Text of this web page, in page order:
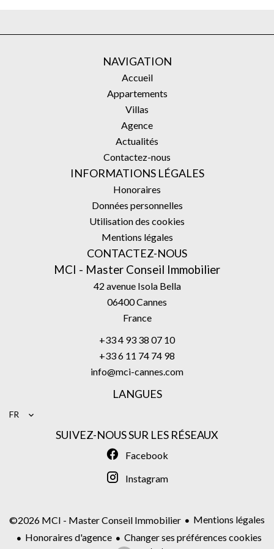
NAVIGATION
Accueil
Appartements
Villas
Agence
Actualités
Contactez-nous
INFORMATIONS LÉGALES
Honoraires
Données personnelles
Utilisation des cookies
Mentions légales
CONTACTEZ-NOUS
MCI - Master Conseil Immobilier
42 avenue Isola Bella
06400Cannes
France
+33 4 93 38 07 10
+33 6 11 74 74 98
info@mci-cannes.com
LANGUES
FR
SUIVEZ-NOUS SUR LES RÉSEAUX
Facebook
Instagram
©2026 MCI - Master Conseil Immobilier
Mentions légales
Honoraires d'agence
Changer ses préférences cookies